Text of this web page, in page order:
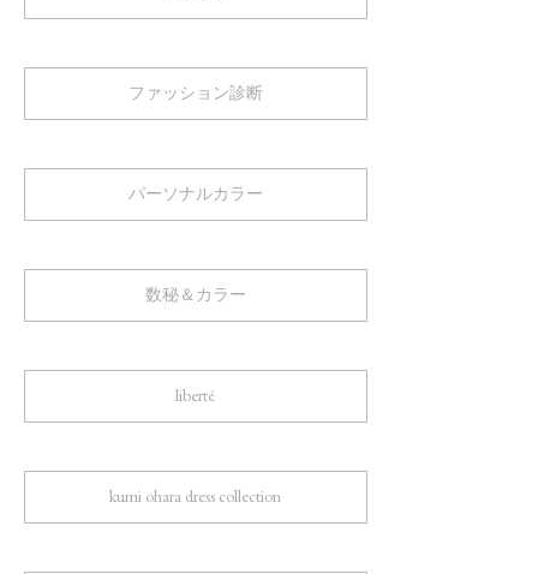
ファッション診断
パーソナルカラー
数秘＆カラー
liberté
kumi ohara dress collection